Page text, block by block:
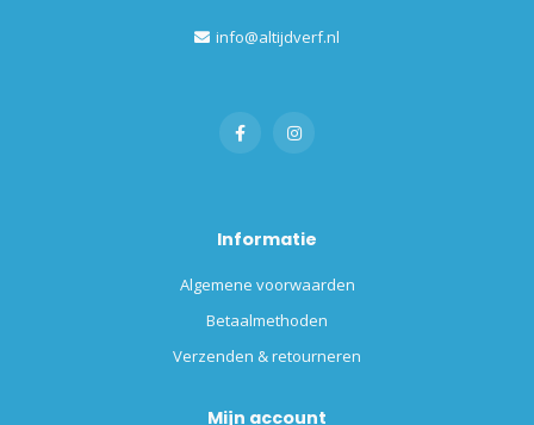
info@altijdverf.nl
Informatie
Algemene voorwaarden
Betaalmethoden
Verzenden & retourneren
Mijn account